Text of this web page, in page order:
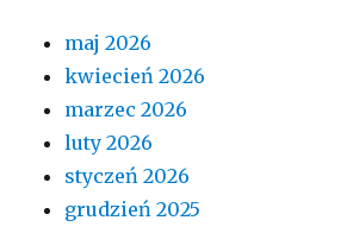
maj 2026
kwiecień 2026
marzec 2026
luty 2026
styczeń 2026
grudzień 2025